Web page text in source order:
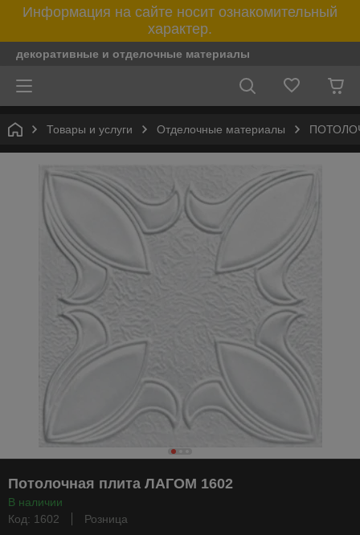
Информация на сайте носит ознакомительный
характер.
декоративные и отделочные материалы
Товары и услуги Отделочные материалы
Потолочная плита ЛАГОМ 1602
В наличии
Код: 1602
Розница